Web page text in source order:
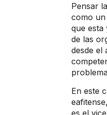
Pensar
como un
que esta
de las
desde el
En este
es el